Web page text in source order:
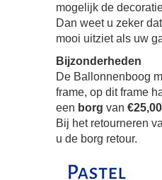
mogelijk de
Dan weet u zeker
mooi uitziet als uw
Bijzonderheden
De Ballonnenboog
frame, op dit frame
een borg van €25,00
Bij het retourneren
u de borg retour.